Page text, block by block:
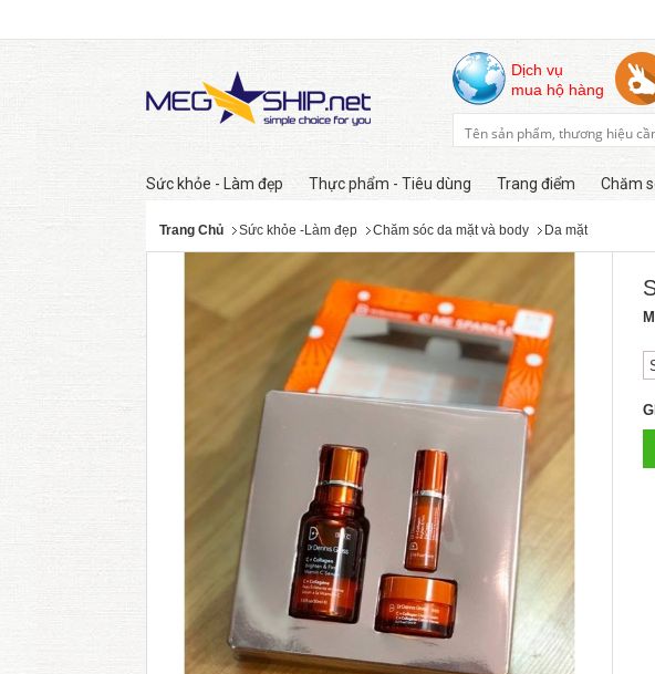
Dịch vụ
mua hộ hàng
Sức khỏe - Làm đẹp Thực phẩm - Tiêu dùng Trang điểm Chăm
Trang Chủ Sức khỏe -Làm đẹp Chăm sóc da mặt và body Da mặt